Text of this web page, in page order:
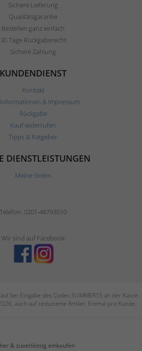
Sichere Lieferung
Qualitätsgarantie
Bestellen ganz einfach
30 Tage Rückgaberecht
Sichere Zahlung
KUNDENDIENST
Kontakt
& Impressum
Rückgabe
Kauf widerrufen
Tipps & Ratgeber
DIENSTLEISTUNGEN
Meine Seiten
Telefon: 0201-48793510
Wir sind auf Facebook
bei Eingabe des Codes SUMMER15 an der Kasse.
auch auf reduzierte Artikel. Einmal pro Kunde.
& zuverlässig einkaufen